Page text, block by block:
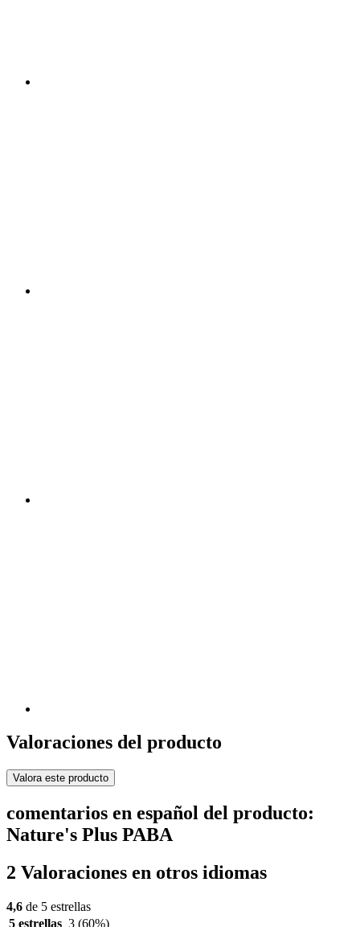
Valoraciones del producto
Valora este producto
comentarios en español del producto:
Nature's Plus PABA
2 Valoraciones en otros idiomas
4,6 de 5 estrellas
5 estrellas 3 (60%)